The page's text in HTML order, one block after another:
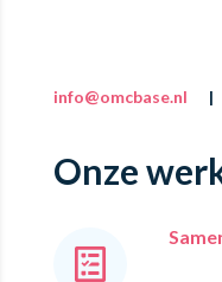
info@omcbase.nl
Onze